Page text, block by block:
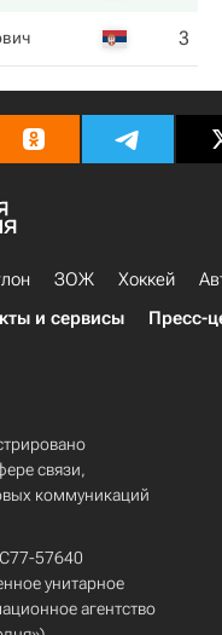
3
ЗОЖ Хоккей
и сервисы Пресс-
связи,
коммуникаций
57640
унитарное
агентство